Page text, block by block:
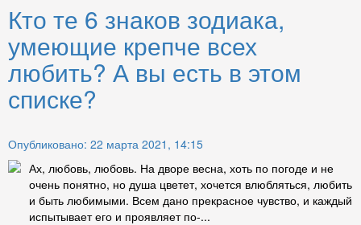
Кто те 6 знаков зодиака,
умеющие крепче всех
любить? А вы есть в этом
списке?
Опубликовано: 22 марта 2021, 14:15
Ах, любовь, любовь. На дворе весна, хоть по погоде и не
очень понятно, но душа цветет, хочется влюбляться, любить
и быть любимыми. Всем дано прекрасное чувство, и каждый
испытывает его и проявляет по-...